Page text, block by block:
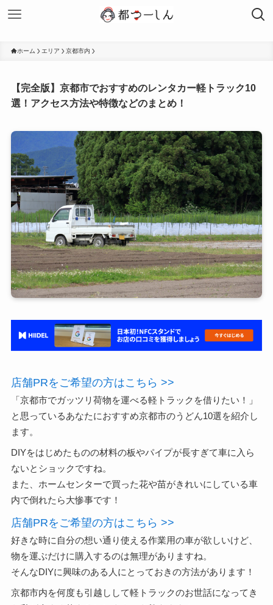
ホーム エリア 京都市内
【完全版】京都市でおすすめのレンタカー軽トラック10
選！アクセス方法や特徴などのまとめ！
店舗PRをご希望の方はこちら >>
「京都市でガッツリ荷物を運べる軽トラックを借りたい！」
と思っているあなたにおすすめ京都市のうどん10選を紹介し
ます。
DIYをはじめたものの材料の板やパイプが長すぎて車に入ら
ないとショックですね。
また、ホームセンターで買った花や苗がきれいにしている車
内で倒れたら大惨事です！
店舗PRをご希望の方はこちら >>
好きな時に自分の想い通り使える作業用の車が欲しいけど、
物を運ぶだけに購入するのは無理がありますね。
そんなDIYに興味のある人にとっておきの方法があります！
京都市内を何度も引越しして軽トラックのお世話になってき